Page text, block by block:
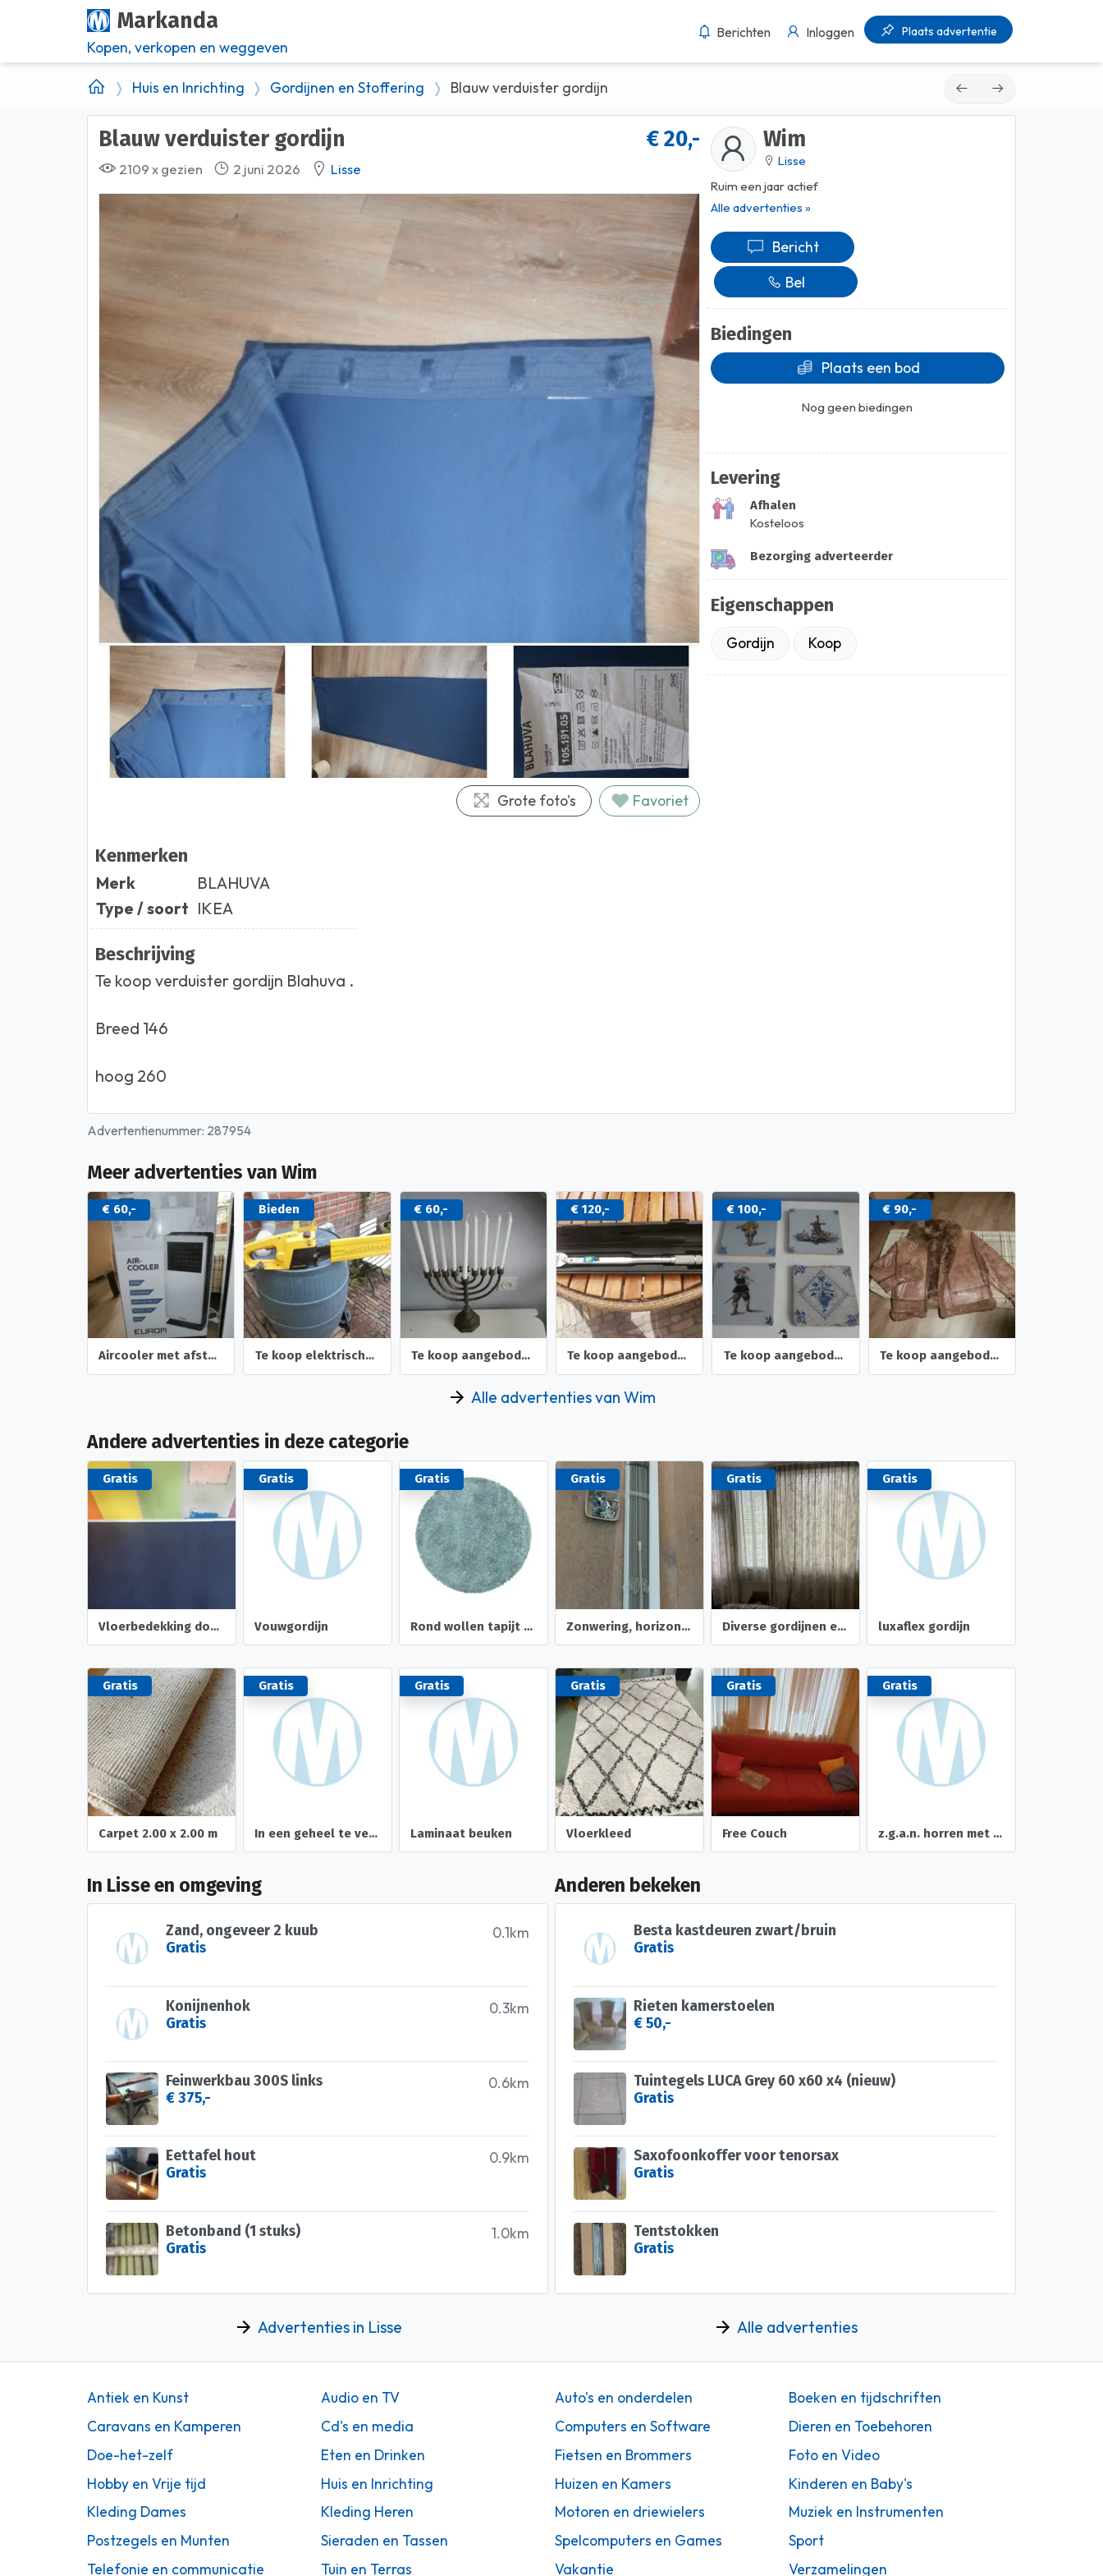
Markanda
Kopen, verkopen en weggeven
Berichten Inloggen Plaats advertentie
Huis en Inrichting Gordijnen en Stoffering Blauw verduister gordijn
€ 20,-
Blauw verduister gordijn
2109 x gezien 2 juni 2026 Lisse
Favoriet
Grote foto's
Wim
Lisse
Ruim een jaar actief
Alle advertenties »
Bericht
Bel
Biedingen
Plaats een bod
Nog geen biedingen
Levering
Afhalen
Kosteloos
Bezorging adverteerder
Eigenschappen
Gordijn Koop
Kenmerken
Merk
BLAHUVA
Type / soort IKEA
Beschrijving
Te koop verduister gordijn Blahuva .
Breed 146
hoog 260
Advertentienummer: 287954
Meer advertenties van Wim
Bieden
Te koop elektrische ketteing zaag
€ 60,-
Te koop aangeboden kandelaar
€ 120,-
Te koop aangeboden Momentsleutel
€ 100,-
Te koop aangeboden 4 oude tegeltjes
€ 90,-
Te koop aangeboden leder dames jack.
€ 100,-
Te koop Arma leder vliegeniers jack
Alle advertenties van Wim
Andere advertenties in deze categorie
Gratis
Vloerbedekking donkerblauw
Gratis
Vouwgordijn
Gratis
Rond wollen tapijt 280 cm doorsnede
Gratis
Zonwering, horizontale lamellen
Gratis
Diverse gordijnen en vitrages
Gratis
luxaflex gordijn
Gratis
Carpet 2.00 x 2.00 m
Gratis
In een geheel te verkrijgen: bamboo/ rieten rolgordijnen. De afmetingen zijn: 1 stuks wit 1.3m breed en 1.70 lang, 1 stuks wit 1.4 m breed en 1.7 m lang en 1 stuks naturel 0,8 m breed en 1.85 m lang.
Gratis
Laminaat beuken
Gratis
Vloerkleed
Gratis
Free Couch
Gratis
z.g.a.n. horren met geleiders en zonwering/raamdecoratie
In Lisse en omgeving
0.1km
Zand, ongeveer 2 kuub
Gratis
0.3km
Konijnenhok
Gratis
0.6km
Feinwerkbau 300S links
€ 375,-
0.9km
Eettafel hout
Gratis
1.0km
Betonband (1 stuks)
Gratis
Advertenties in Lisse
Anderen bekeken
Besta kastdeuren zwart/bruin
Gratis
Rieten kamerstoelen
€ 50,-
Tuintegels LUCA Grey 60 x60 x4 (nieuw)
Gratis
Saxofoonkoffer voor tenorsax
Gratis
Tentstokken
Gratis
Alle advertenties
Antiek en Kunst Audio en TV Auto's en onderdelen
Boeken en tijdschriften
Caravans en Kamperen
Cd's en media Computers en Software
Dieren en Toebehoren
Doe-het-zelf
Eten en Drinken Fietsen en Brommers
Foto en Video
Hobby en Vrije tijd
Huis en Inrichting Huizen en Kamers
Kinderen en Baby's
Kleding Dames
Kleding Heren Motoren en driewielers
Muziek en Instrumenten
Postzegels en Munten
Sieraden en Tassen Spelcomputers en Games
Sport
Telefonie en communicatie
Tuin en Terras Vakantie Verzamelingen